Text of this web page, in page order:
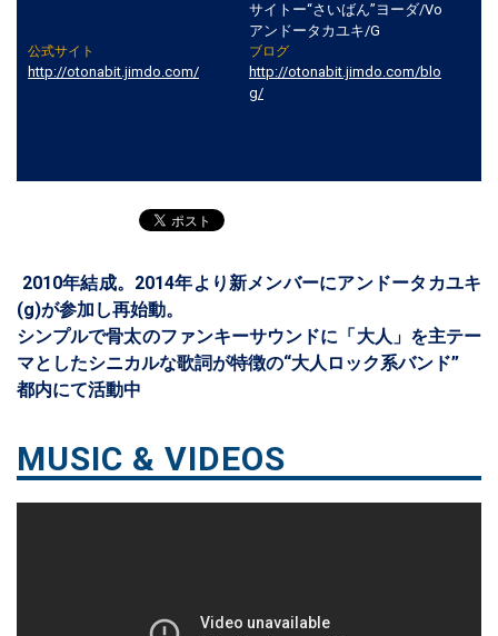
サイトー“さいばん”ヨーダ/Vo
アンドータカユキ/G
公式サイト
http://otonabit.jimdo.com/
ブログ
http://otonabit.jimdo.com/blo
g/
2010年結成。2014年より新メンバーにアンドータカユキ
(g)が参加し再始動。
シンプルで骨太のファンキーサウンドに「大人」を主テー
マとしたシニカルな歌詞が特徴の“大人ロック系バンド”
都内にて活動中
MUSIC & VIDEOS